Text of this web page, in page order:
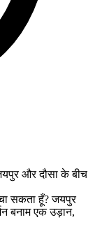
और दौसा के बीच
सकता हूँ? जयपुर
बनाम एक उड़ान,